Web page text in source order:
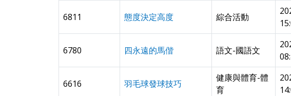
6811 態度決定高度 綜合活動
6780 四永遠的馬偕 語文-國語文
6616 羽毛球發球技巧
健康與體育-體
育